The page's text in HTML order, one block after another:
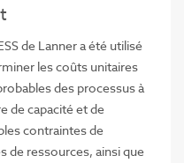
de Lanner a été utilisé
les coûts unitaires
des processus à
de capacité et de
contraintes de
de ressources, ainsi que